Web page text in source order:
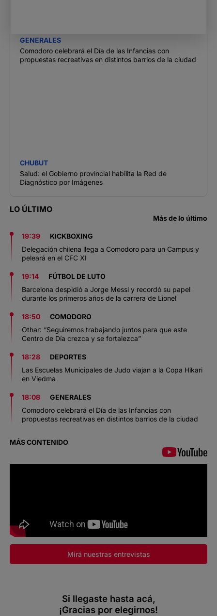
GENERALES
Comodoro celebrará el Día de las Infancias con
propuestas recreativas en distintos barrios de la ciudad
CHUBUT
Salud: el Gobierno provincial habilita la Red de
Diagnóstico por Imágenes
LO ÚLTIMO
Más de lo último
19:39
KICKBOXING
Delegación chilena llega a Comodoro para un Campus y
peleará en el CFC XI
19:14
FÚTBOL DE LUTO
Barcelona despidió a Jorge Messi y recordó su papel
durante los primeros años de la carrera de Lionel
18:50
COMODORO
Othar: “Seguiremos trabajando juntos para que este
Centro de Día crezca y se fortalezca”
18:28
DEPORTES
Las Escuelas Municipales de Judo viajan a la Copa Hikari
en Viedma
18:08
GENERALES
Comodoro celebrará el Día de las Infancias con
propuestas recreativas en distintos barrios de la ciudad
MÁS CONTENIDO
Mirá nuestras entrevistas
Si llegaste hasta acá,
¡Gracias por elegirnos!